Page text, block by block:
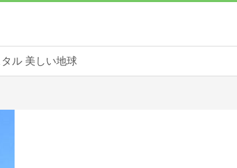
ル 美しい地球